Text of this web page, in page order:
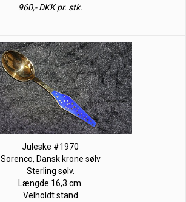
960,- DKK pr. stk.
Juleske #1970
Sorenco, Dansk krone sølv
Sterling sølv.
Længde 16,3 cm.
Velholdt stand